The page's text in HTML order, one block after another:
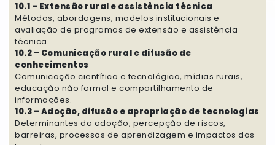
10.1 – Extensão rural e assistência técnica
Métodos, abordagens, modelos institucionais e
avaliação de programas de extensão e assistência
técnica.
10.2 – Comunicação rural e difusão de
conhecimentos
Comunicação científica e tecnológica, mídias rurais,
educação não formal e compartilhamento de
informações.
10.3 – Adoção, difusão e apropriação de tecnologias
Determinantes da adoção, percepção de riscos,
barreiras, processos de aprendizagem e impactos das